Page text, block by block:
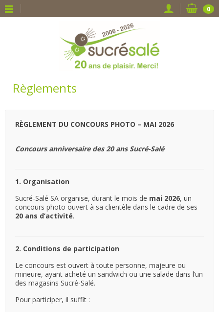
0
Règlements
RÈGLEMENT DU CONCOURS PHOTO – MAI 2026
Concours anniversaire des 20 ans Sucré-Salé
1. Organisation
Sucré-Salé SA organise, durant le mois de mai 2026, un
concours photo ouvert à sa clientèle dans le cadre de ses
20 ans d’activité.
2. Conditions de participation
Le concours est ouvert à toute personne, majeure ou
mineure, ayant acheté un sandwich ou une salade dans l’un
des magasins Sucré-Salé.
Pour participer, il suffit :